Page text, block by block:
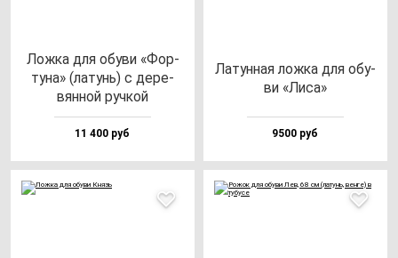
Лож­ка для обу­ви «Фор­
ту­на» (ла­тунь) с де­ре­
вян­ной руч­кой
11 400 руб
Латун­ная лож­ка для обу­
ви «Лиса»
9500 руб